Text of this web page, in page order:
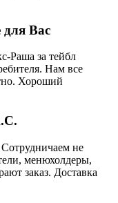
для Вас
Раша за тейбл
Нам все
Хороший
не
менюхолдеры,
заказ. Доставка